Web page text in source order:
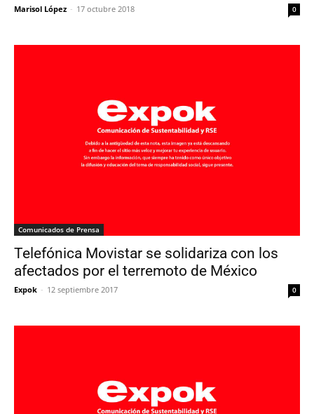
Marisol López - 17 octubre 2018 0
Comunicados de Prensa
Telefónica Movistar se solidariza con los
afectados por el terremoto de México
Expok - 12 septiembre 2017 0